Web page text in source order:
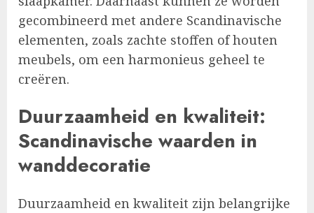
gecombineerd met andere Scandinavische
elementen, zoals zachte stoffen of houten
meubels, om een harmonieus geheel te
creëren.
Duurzaamheid en kwaliteit:
Scandinavische waarden in
wanddecoratie
Duurzaamheid en kwaliteit zijn belangrijke